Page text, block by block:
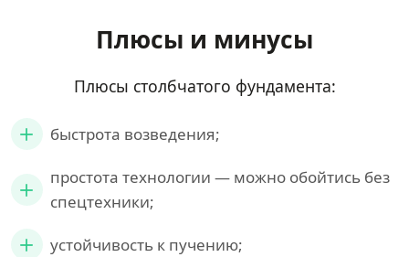
Плюсы и минусы
Плюсы столбчатого фундамента:
быстрота возведения;
простота технологии — можно обойтись без
спецтехники;
устойчивость к пучению;